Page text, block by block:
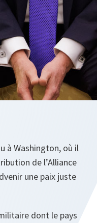
à Washington, où il
de l’Alliance
une paix juste
dont le pays